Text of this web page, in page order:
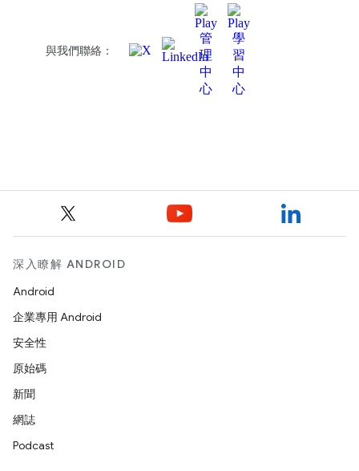
深入瞭解 ANDROID
Android
企業專用 Android
安全性
原始碼
新聞
網誌
Podcast